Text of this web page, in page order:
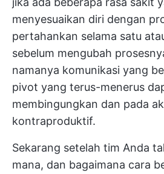
menyesuaikan diri dengan
pertahankan selama satu
sebelum mengubah
namanya komunikasi yang
pivot yang terus-menerus
membingungkan dan pada
kontraproduktif.
Sekarang setelah tim Anda
mana, dan bagaimana cara